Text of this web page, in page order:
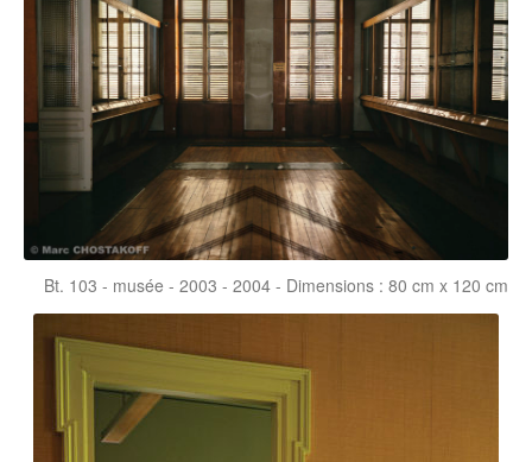
Bt. 103 - musée - 2003 - 2004 - Dimensions : 80 cm x 120 cm